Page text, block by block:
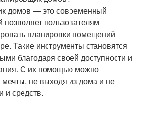
домов — это современный
позволяет пользователям
планировки помещений
Такие инструменты становятся
благодаря своей доступности и
С их помощью можно
мечты, не выходя из дома и не
и средств.